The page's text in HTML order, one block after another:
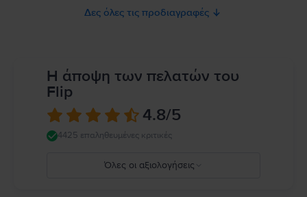
Δες όλες τις προδιαγραφές
Η άποψη των πελατών του
Flip
4.8/5
4425 επαληθευμένες κριτικές
Όλες οι αξιολογήσεις